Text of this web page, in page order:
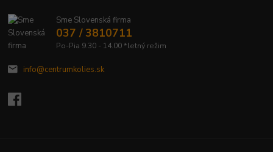
Sme Slovenská firma
037 / 3810711
Po-Pia 9.30 - 14.00 *letný režim
info@centrumkolies.sk